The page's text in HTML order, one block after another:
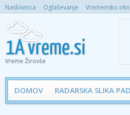
Naslovnica Oglaševanje Vremensko
Vreme Žirovše
DOMOV RADARSKA SLIKA